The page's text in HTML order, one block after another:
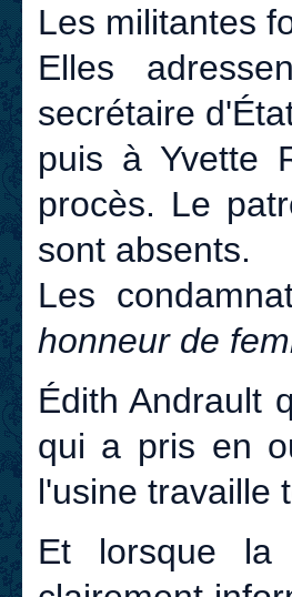
Les militantes
Elles
secrétaire
puis à Yvette
procès. Le
sont absents.
Les
honneur de
Édith Andrault
qui a pris en
l'usine travaille
Et lorsque la